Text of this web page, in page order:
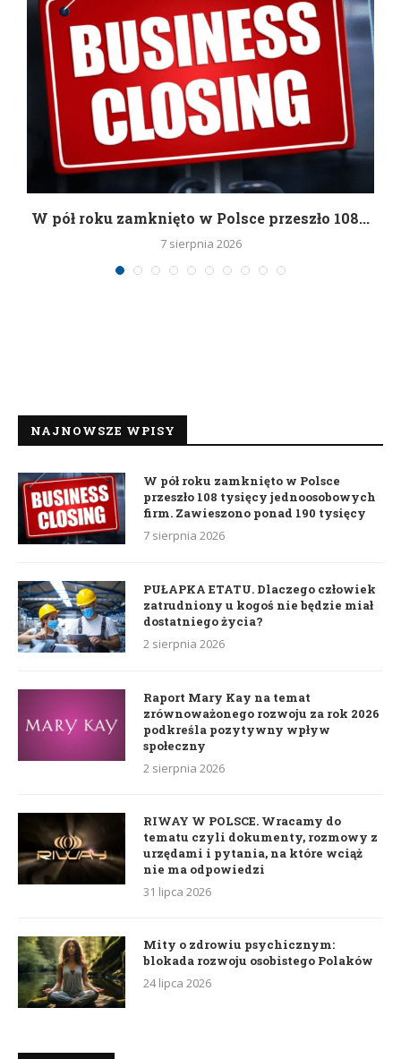
W pół roku zamknięto w Polsce przeszło 108...
7 sierpnia 2026
NAJNOWSZE WPISY
W pół roku zamknięto w Polsce
przeszło 108 tysięcy jednoosobowych
firm. Zawieszono ponad 190 tysięcy
7 sierpnia 2026
PUŁAPKA ETATU. Dlaczego człowiek
zatrudniony u kogoś nie będzie miał
dostatniego życia?
2 sierpnia 2026
Raport Mary Kay na temat
zrównoważonego rozwoju za rok 2026
podkreśla pozytywny wpływ
społeczny
2 sierpnia 2026
RIWAY W POLSCE. Wracamy do
tematu czyli dokumenty, rozmowy z
urzędami i pytania, na które wciąż
nie ma odpowiedzi
31 lipca 2026
Mity o zdrowiu psychicznym:
blokada rozwoju osobistego Polaków
24 lipca 2026